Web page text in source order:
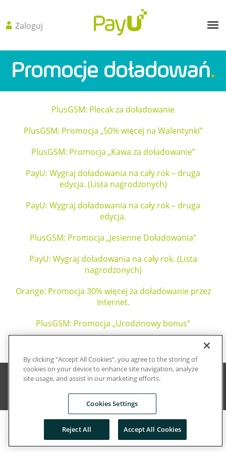
Zaloguj
Promocje doładowań.
PlusGSM: Plecak za doładowanie
PlusGSM: Promocja „50% więcej na Walentynki”
PlusGSM: Promocja „Kawa za doładowanie”
PayU: Wygraj doładowania na cały rok – druga
edycja. (Lista nagrodzonych)
PayU: Wygraj doładowania na cały rok – druga
edycja.
PlusGSM: Promocja „Jesienne Doładowania”
PayU: Wygraj doładowania na cały rok. (Lista
nagrodzonych)
Orange: Promocja 30% więcej za doładowanie przez
Internet.
PlusGSM: Promocja „Urodzinowy bonus”
© 2026 PayU Wszelkie prawa zastrzeżone
By clicking “Accept All Cookies”, you agree to the storing of
cookies on your device to enhance site navigation, analyze
site usage, and assist in our marketing efforts.
Cookies Settings
Reject All Accept All Cookies